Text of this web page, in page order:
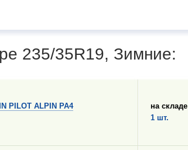
235/35R19, Зимние:
PILOT ALPIN PA4
на складе
1 шт.